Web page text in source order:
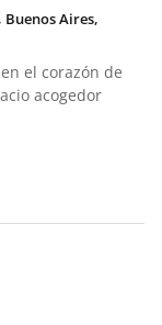
Aires,
el corazón de
acogedor